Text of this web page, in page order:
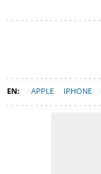
APPLE IPHONE